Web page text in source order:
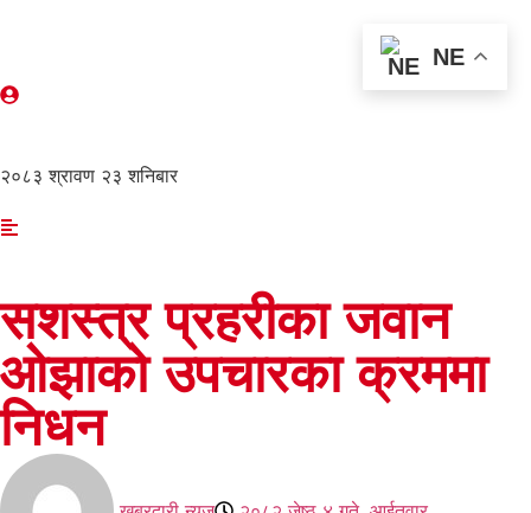
२०८३ श्रावण २३ शनिबार
सशस्त्र प्रहरीका जवान
ओझाको उपचारका क्रममा
निधन
NE